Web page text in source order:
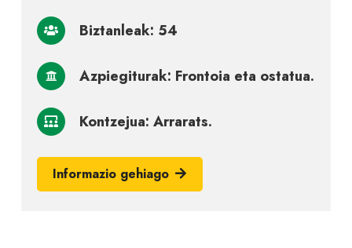
Biztanleak: 54
Azpiegiturak: Frontoia eta ostatua.
Kontzejua: Arrarats.
Informazio gehiago